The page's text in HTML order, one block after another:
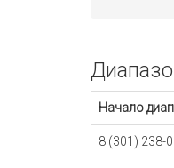
Начало
8 (301) 238-